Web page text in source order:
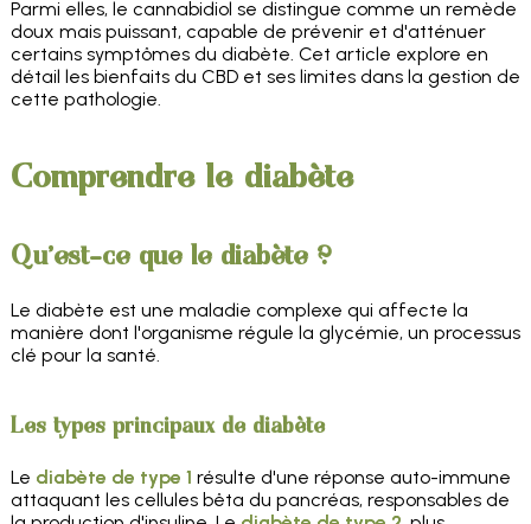
Parmi elles, le cannabidiol se distingue comme un remède
doux mais puissant, capable de prévenir et d'atténuer
certains symptômes du diabète. Cet article explore en
détail les bienfaits du CBD et ses limites dans la gestion de
cette pathologie.
Comprendre le diabète
Qu'est-ce que le diabète ?
Le diabète est une maladie complexe qui affecte la
manière dont l'organisme régule la glycémie, un processus
clé pour la santé.
Les types principaux de diabète
Le diabète de type 1 résulte d'une réponse auto-immune
attaquant les cellules bêta du pancréas, responsables de